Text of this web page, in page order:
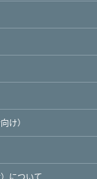
け）
について